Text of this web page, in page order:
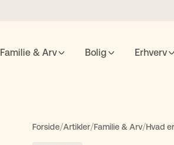
Familie & Arv Bolig Erhverv
Forside/Artikler/Familie & Arv/Hvad
Testamente